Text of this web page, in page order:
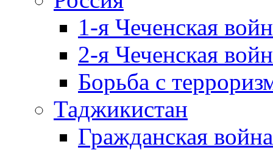
1-я Чеченская
2-я Чеченская
Борьба с
Таджикистан
Гражданская